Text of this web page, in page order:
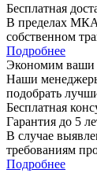
Бесплатная
В пределах
собственном
Подробнее
Экономим ваши
Наши
подобрать
Бесплатная
Гарантия до 5
В случае
требованиям
Подробнее